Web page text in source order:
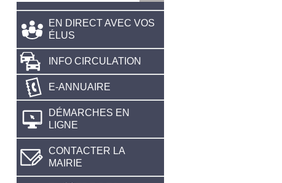
EN DIRECT AVEC VOS
ÉLUS
INFO CIRCULATION
E-ANNUAIRE
DÉMARCHES EN
LIGNE
CONTACTER LA
MAIRIE